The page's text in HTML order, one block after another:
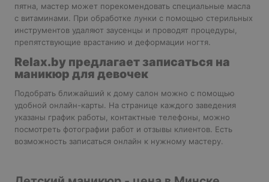
пятна, мастер может порекомендовать специальные масла
с витаминами. При обработке лунки с помощью стерильных
инструментов удаляют заусенцы и проводят процедуры,
препятствующие врастанию и деформации ногтя.
Relax.by предлагает записаться на
маникюр для девочек
Подобрать ближайший к дому салон можно с помощью
удобной онлайн-карты. На странице каждого заведения
указаны график работы, контактные телефоны, можно
посмотреть фотографии работ и отзывы клиентов. Есть
возможность записаться онлайн к нужному мастеру.